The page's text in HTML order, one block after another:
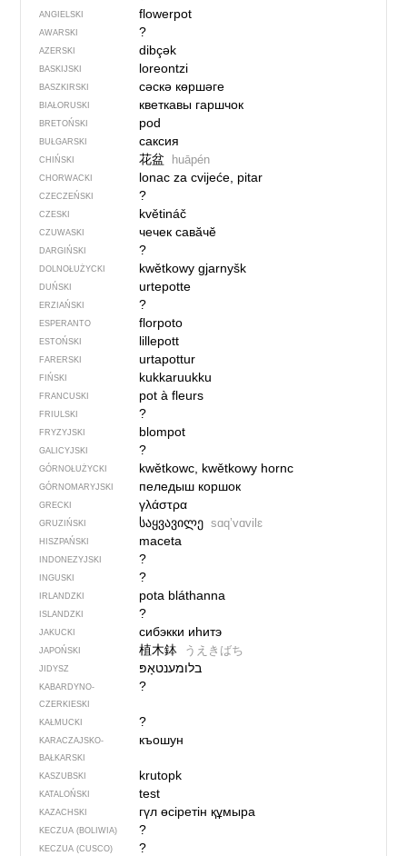
ANGIELSKI flowerpot
AWARSKI ?
AZERSKI dibçək
BASKIJSKI loreontzi
BASZKIRSKI сәскә көршәге
BIAŁORUSKI кветкавы гаршчок
BRETOŃSKI pod
BUŁGARSKI саксия
CHIŃSKI 花盆 huāpén
CHORWACKI lonac za cvijeće, pitar
CZECZEŃSKI ?
CZESKI květináč
CZUWASKI чечек савӑчӗ
DARGIŃSKI ?
DOLNOŁUŻYCKI kwětkowy gjarnyšk
DUŃSKI urtepotte
ERZIAŃSKI ?
ESPERANTO florpoto
ESTOŃSKI lillepott
FARERSKI urtapottur
FIŃSKI kukkaruukku
FRANCUSKI pot à fleurs
FRIULSKI ?
FRYZYJSKI blompot
GALICYJSKI ?
GÓRNOŁUŻYCKI kwětkowc, kwětkowy hornc
GÓRNOMARYJSKI пеледыш коршок
GRECKI γλάστρα
GRUZIŃSKI საყვავილე sɑqʼvɑvilɛ
HISZPAŃSKI maceta
INDONEZYJSKI ?
INGUSKI ?
IRLANDZKI pota bláthanna
ISLANDZKI ?
JAKUCKI сибэкки иһитэ
JAPOŃSKI 植木鉢 うえきばち
JIDYSZ בלומענטאָפּ‏
KABARDYNO-
CZERKIESKI
?
KAŁMUCKI ?
KARACZAJSKO-
BAŁKARSKI
къошун
KASZUBSKI krutopk
KATALOŃSKI test
KAZACHSKI гүл өсіретін құмыра
KECZUA (BOLIWIA) ?
KECZUA (CUSCO) ?